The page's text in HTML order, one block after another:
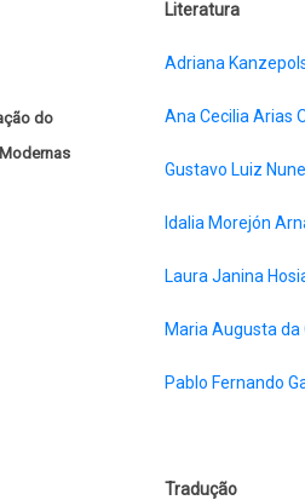
do
Literatura
Adriana
Ana Cecilia Arias
Gustavo Luiz
Idalia Morejón
Laura Janina
Maria Augusta da
Pablo Fernando
Tradução